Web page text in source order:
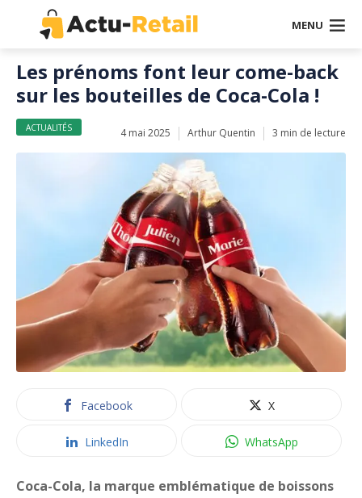
MENU
Les prénoms font leur come-back
sur les bouteilles de Coca-Cola !
ACTUALITÉS 4 mai 2025 Arthur Quentin 3 min de lecture
Facebook X
LinkedIn WhatsApp
Coca-Cola, la marque emblématique de boissons